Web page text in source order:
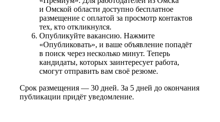
и Омской области доступно бесплатное
размещение с оплатой за просмотр контактов
тех, кто откликнулся.
Опубликуйте вакансию. Нажмите
«Опубликовать», и ваше объявление попадёт
в поиск через несколько минут. Теперь
кандидаты, которых заинтересует работа,
смогут отправить вам своё резюме.
Срок размещения — 30 дней. За 5 дней до окончания
публикации придёт уведомление.